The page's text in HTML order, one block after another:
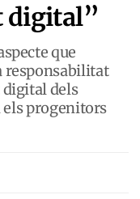
digital”
que
responsabilitat
dels
els progenitors